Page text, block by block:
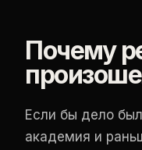
Почему
Если бы дело
академия и